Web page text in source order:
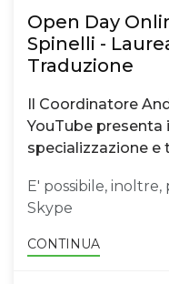
Open Day
Spinelli -
Traduzione
Il Coordinatore
YouTube presenta
specializzazione e
E' possibile,
Skype
CONTINUA